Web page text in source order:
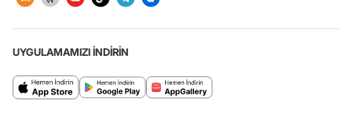
UYGULAMAMIZI İNDİRİN